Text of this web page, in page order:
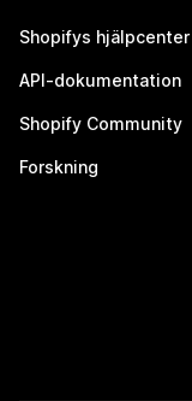
Shopifys hjälpcenter
API-dokumentation
Shopify Community
Forskning